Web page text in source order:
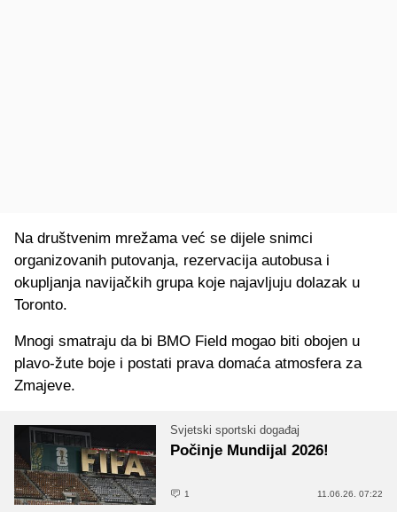
Na društvenim mrežama već se dijele snimci
organizovanih putovanja, rezervacija autobusa i
okupljanja navijačkih grupa koje najavljuju dolazak u
Toronto.
Mnogi smatraju da bi BMO Field mogao biti obojen u
plavo-žute boje i postati prava domaća atmosfera za
Zmajeve.
Svjetski sportski događaj
Počinje Mundijal 2026!
1 11.06.26. 07:22